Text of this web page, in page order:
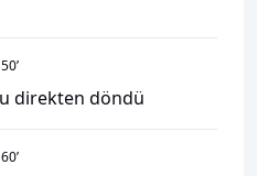
50’
direkten döndü
60’